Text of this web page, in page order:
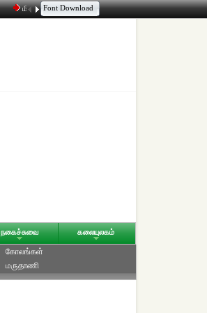
மின்னஞ்சல் திரட்டி உரையாடல்
Font Download
நகைச்சுவை கலையுலகம்
கோலங்கள்
மருதாணி